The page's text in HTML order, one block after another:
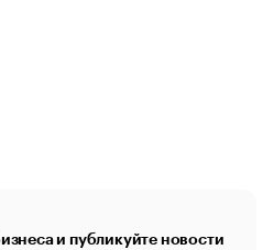
и публикуйте новости